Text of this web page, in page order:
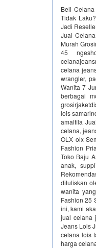
Beli
Tidak
Jadi
Jual
Murah
45
celana
wrangler,
Wanita 7
berbagai
lois
amalfila
celana,
OLX olx
Fashion
Toko Baju
anak,
dituliskan
wanita
Fashion 25
ini, kami
jual celana
Jeans Lois
celana lois
harga